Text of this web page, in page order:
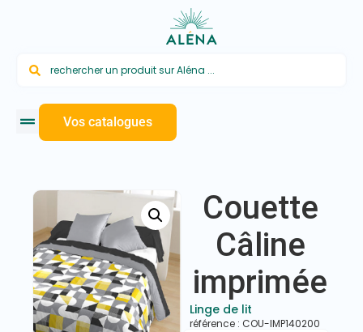
Vos catalogues
Couette
Câline
imprimée
Linge de lit
référence : COU-IMP140200